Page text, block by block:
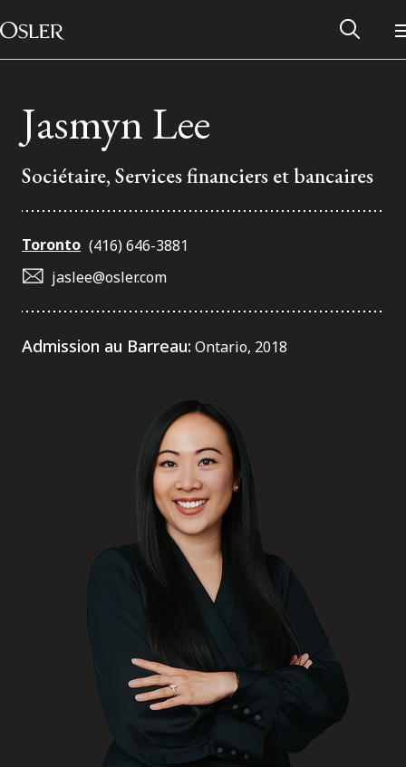
Passer au contenu
Main Navigation
Réseau des anciens d’Osler
S’abonner aux articles Osler
Jasmyn Lee
Sociétaire, Services financiers et bancaires
Toronto (416) 646-3881
jaslee@osler.com
Admission au Barreau: Ontario, 2018